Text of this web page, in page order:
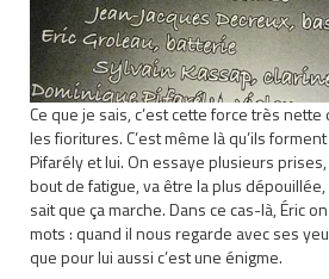
Ce que je sais, c’est cette force très
les fioritures. C’est même là qu’ils
Pifarély et lui. On essaye plusieurs
bout de fatigue, va être la plus
sait que ça marche. Dans ce cas-là, Éric
mots : quand il nous regarde avec ses
que pour lui aussi c’est une énigme.